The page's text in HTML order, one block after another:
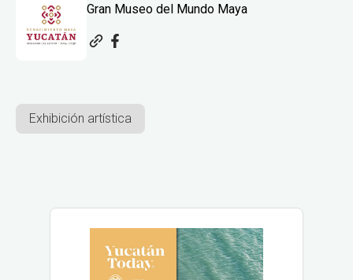
Gran Museo del Mundo Maya
Exhibición artística